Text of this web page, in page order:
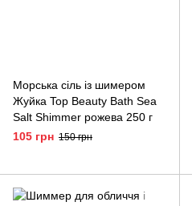
Морська сіль із шимером
Жуйка Top Beauty Bath Sea
Salt Shimmer рожева 250 г
105 грн 150 грн